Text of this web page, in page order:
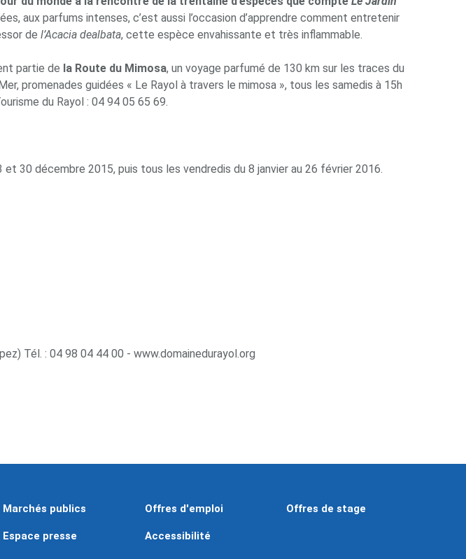
aux parfums intenses, c’est aussi l’occasion d’apprendre comment entretenir
de l’Acacia dealbata, cette espèce envahissante et très inflammable.
partie de la Route du Mimosa, un voyage parfumé de 130 km sur les traces du
promenades guidées « Le Rayol à travers le mimosa », tous les samedis à 15h
du Rayol : 04 94 05 65 69.
et 30 décembre 2015, puis tous les vendredis du 8 janvier au 26 février 2016.
Tél. : 04 98 04 44 00 - www.domainedurayol.org
Marchés publics Offres d'emploi Offres de stage
Espace presse Accessibilité